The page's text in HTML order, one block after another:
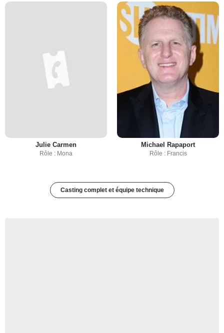
Julie Carmen
Rôle : Mona
Michael Rapaport
Rôle : Francis
Casting complet et équipe technique